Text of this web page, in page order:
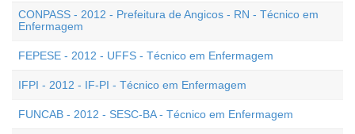
CONPASS - 2012 - Prefeitura de Angicos - RN - Técnico em
Enfermagem
FEPESE - 2012 - UFFS - Técnico em Enfermagem
IFPI - 2012 - IF-PI - Técnico em Enfermagem
FUNCAB - 2012 - SESC-BA - Técnico em Enfermagem